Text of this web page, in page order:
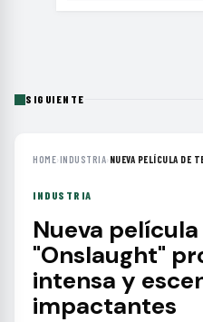
SIGUIENTE
HOME›INDUSTRIA› NUEVA PELÍCULA DE
INDUSTRIA
Nueva
"Onslaught"
intensa y
impactantes